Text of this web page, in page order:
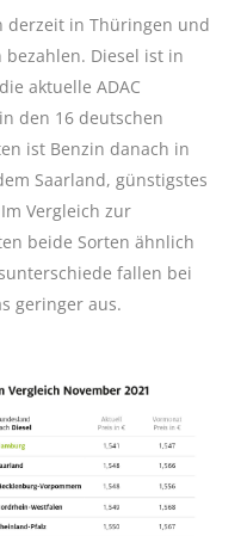
derzeit in Thüringen und
bezahlen. Diesel ist in
aktuelle ADAC
den 16 deutschen
ist Benzin danach in
Saarland, günstigstes
Vergleich zur
beide Sorten ähnlich
fallen bei
geringer aus.